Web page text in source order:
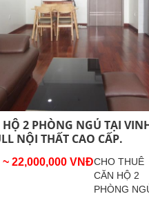
HỘ 2 PHÒNG NGỦ TẠI
NỘI THẤT CAO CẤP.
~ 22,000,000 VNĐCHO THUÊ
CĂN HỘ 2
PHÒNG